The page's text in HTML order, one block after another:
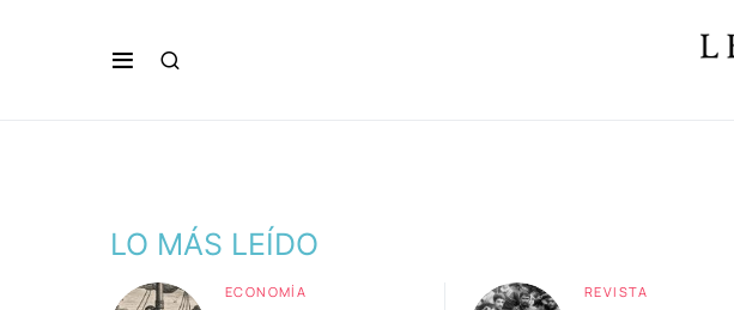
LO MÁS LEÍDO
ECONOMÍA REVISTA